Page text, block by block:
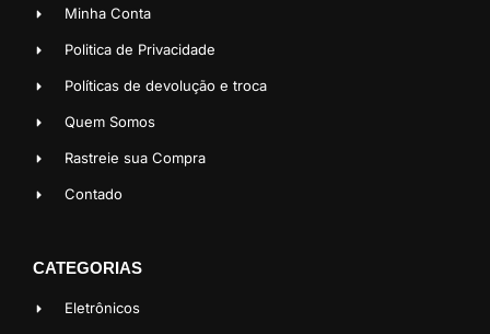
Minha Conta
Politica de Privacidade
Políticas de devolução e troca
Quem Somos
Rastreie sua Compra
Contado
CATEGORIAS
Eletrônicos